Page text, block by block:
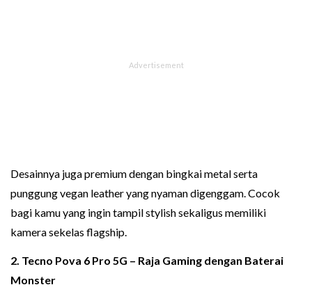
Desainnya juga premium dengan bingkai metal serta
punggung vegan leather yang nyaman digenggam. Cocok
bagi kamu yang ingin tampil stylish sekaligus memiliki
kamera sekelas flagship.
2. Tecno Pova 6 Pro 5G – Raja Gaming dengan Baterai
Monster